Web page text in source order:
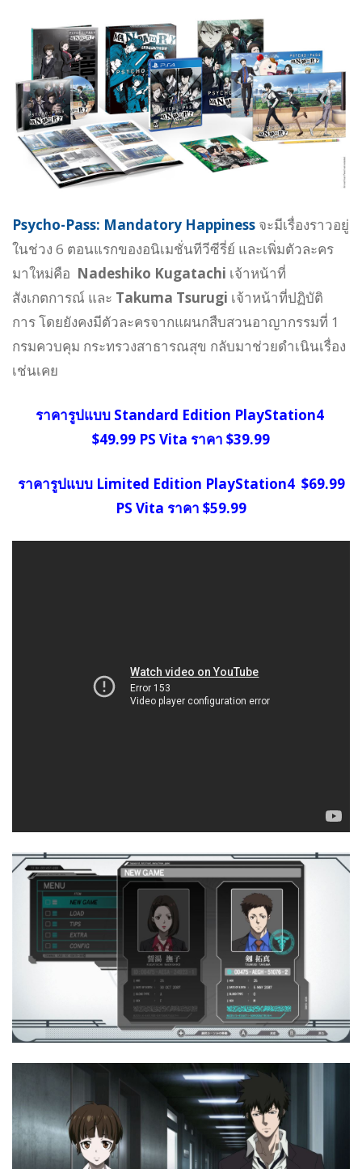
Psycho-Pass: Mandatory Happiness จะมีเรื่องราวอยู่
ในช่วง 6 ตอนแรกของอนิเมชั่นทีวีซีรี่ย์ และเพิ่มตัวละคร
มาใหม่คือ Nadeshiko Kugatachi เจ้าหน้าที่
สังเกตการณ์ และ Takuma Tsurugi เจ้าหน้าที่ปฏิบัติ
การโดยยังคงมีตัวละครจากแผนกสืบสวนอาญากรรมที่ 1
กรมควบคุม กระทรวงสาธารณสุข กลับมาช่วยดำเนินเรื่อง
เช่นเคย
ราคารูปแบบ Standard Edition PlayStation4
$49.99 PS Vita ราคา $39.99
ราคารูปแบบ Limited Edition PlayStation4 $69.99
PS Vita ราคา $59.99